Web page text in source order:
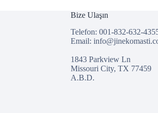
Bize Ulaşın
Telefon: 001-832-632-
Email:
1843 Parkview Ln
Missouri City, TX 77459
A.B.D.